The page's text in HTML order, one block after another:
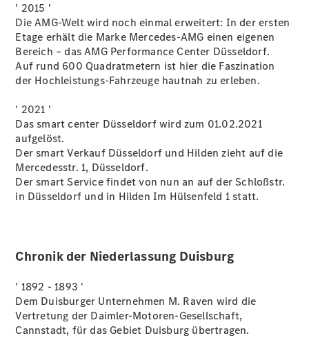
CLE
Cabriolet
Mercedes-
AMG SL
Roadster
Mercedes-
Monogram
Series
Grand
Limousine
Vans &
Reisemobile
' 2015 '
Die AMG-Welt wird noch einmal erweitert: In der ersten
Etage erhält die Marke Mercedes-AMG einen eigenen
Bereich – das AMG Performance Center Düsseldorf.
Auf rund 600 Quadratmetern ist hier die Faszination
der Hochleistungs-Fahrzeuge hautnah zu erleben.
' 2021 '
Das smart center Düsseldorf wird zum 01.02.2021
aufgelöst.
Der smart Verkauf Düsseldorf und Hilden zieht auf die
Mercedesstr. 1, Düsseldorf.
Der smart Service findet von nun an auf der Schloßstr.
in Düsseldorf und in Hilden Im Hülsenfeld 1 statt.
Chronik der Niederlassung Duisburg
' 1892 - 1893 '
Dem Duisburger Unternehmen M. Raven wird die
Vertretung der Daimler-Motoren-Gesellschaft,
Cannstadt, für das Gebiet Duisburg übertragen.